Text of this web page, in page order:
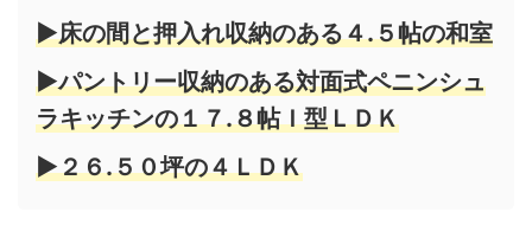
▶床の間と押入れ収納のある４.５帖の和室
▶パントリー収納のある対面式ペニンシュ
ラキッチンの１７.８帖Ｉ型ＬＤＫ
▶２６.５０坪の４ＬＤＫ